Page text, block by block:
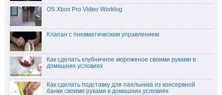
OS Xbox Pro Video Worklog
Клапан с пневматическим управлением
Как сделать клубничное мороженое своими руками в
домашних условиях
Как сделать подставку для паяльника из консервной
банки своими руками в домашних условиях